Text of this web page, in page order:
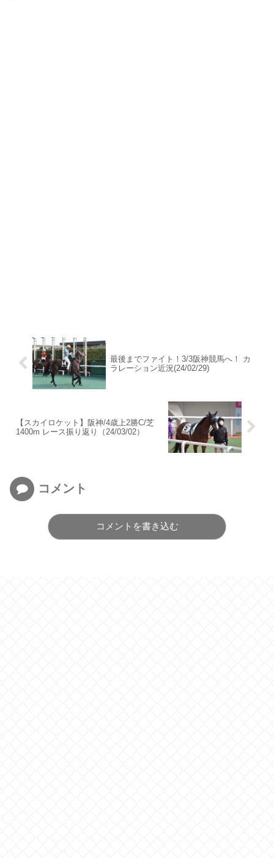
最後までファイト！3/3阪神競馬へ！ カ
ラレーション近況(24/02/29)
【スカイロケット】阪神/4歳上2勝C/芝
1400m レース振り返り（24/03/02）
コメント
コメントを書き込む